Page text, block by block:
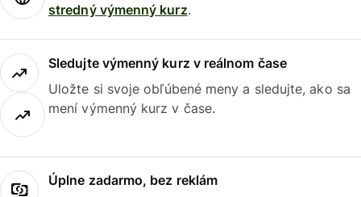
stredný výmenný kurz.
Sledujte výmenný kurz v reálnom čase
Uložte si svoje obľúbené meny a sledujte, ako sa
mení výmenný kurz v čase.
Úplne zadarmo, bez reklám